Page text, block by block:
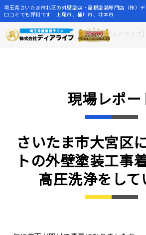
Skip
to
埼玉県さいたま市北区の外壁塗装・屋根塗装専門店（株）
口コミでも評判です 上尾市、桶川市、北本市
さいたま市の外壁塗装店【株式会社ディアライフ】
現場レポー
さいたま市大宮区
トの外壁塗装工事
高圧洗浄をして